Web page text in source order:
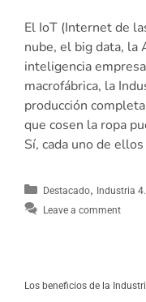
El IoT (Internet de
nube, el big data, la
inteligencia
macrofábrica, la
producción
que cosen la ropa
Sí, cada uno de
Destacado, Industria
Leave a comment
Los beneficios de la